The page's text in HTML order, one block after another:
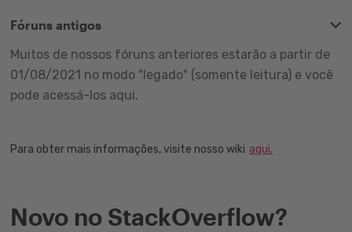
Fóruns antigos
Muitos de nossos fóruns anteriores estarão a partir de
01/08/2021 no modo "legado" (somente leitura) e você
pode acessá-los aqui.
Para obter mais informações, visite nosso wiki aqui.
Novo no StackOverflow?